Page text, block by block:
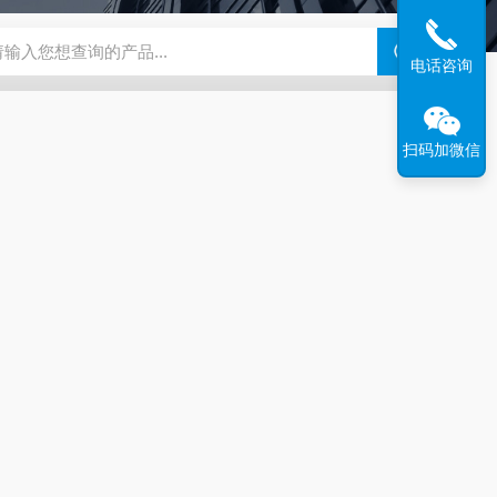
氧乙酸检测仪 CT2001A微电流扣电测试 PL-G07日本富士智
电话咨询
扫码加微信